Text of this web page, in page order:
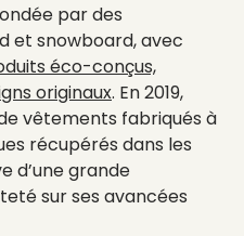
par des
et snowboard, avec
éco-conçus,
originaux. En 2019,
vêtements fabriqués à
récupérés dans les
d’une grande
sur ses avancées